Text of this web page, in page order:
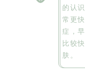
的认
常更
症，
比较
肤。